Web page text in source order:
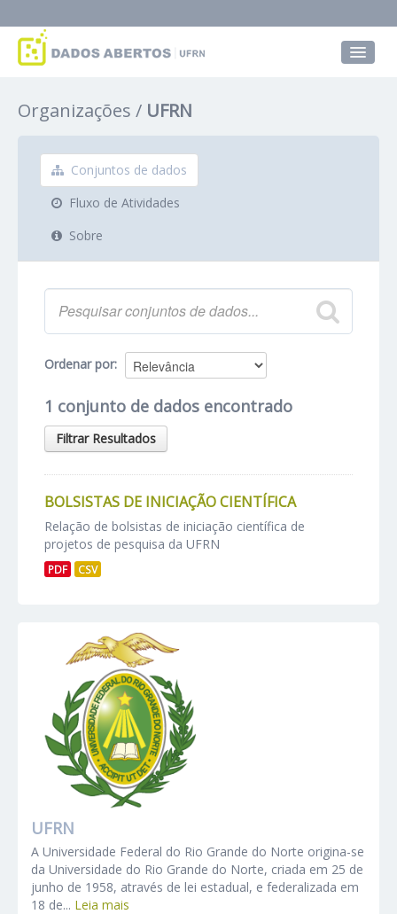
Grupos
Sobre
Organizações UFRN
Conjuntos de dados
Fluxo de Atividades
Sobre
Ordenar por
1 conjunto de dados encontrado
Filtrar Resultados
BOLSISTAS DE INICIAÇÃO CIENTÍFICA
Relação de bolsistas de iniciação científica de
projetos de pesquisa da UFRN
PDF CSV
UFRN
A Universidade Federal do Rio Grande do Norte origina-se
da Universidade do Rio Grande do Norte, criada em 25 de
junho de 1958, através de lei estadual, e federalizada em
18 de... Leia mais